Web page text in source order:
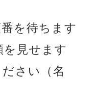
を待ちます
見せます
さい（名